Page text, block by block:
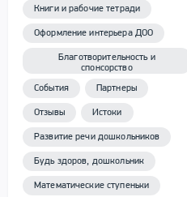
Книги и рабочие тетради
Оформление интерьера ДОО
Благотворительность и
спонсорство
События Партнеры
Отзывы Истоки
Развитие речи дошкольников
Будь здоров, дошкольник
Математические ступеньки